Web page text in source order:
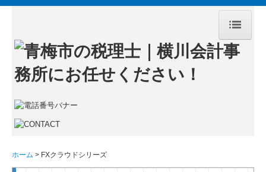
ホーム
事務所案内
サービス案内
顧問契約のながれ
ホーム FXクラウドシリーズ